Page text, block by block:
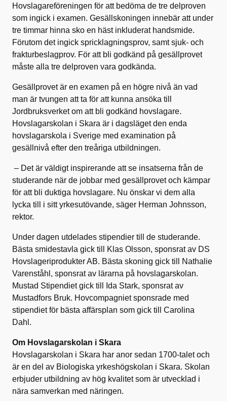
Hovslagareföreningen för att bedöma de tre delproven
som ingick i examen. Gesällskoningen innebär att under
tre timmar hinna sko en häst inkluderat handsmide.
Förutom det ingick spricklagningsprov, samt sjuk- och
frakturbeslagprov. För att bli godkänd på gesällprovet
måste alla tre delproven vara godkända.
Gesällprovet är en examen på en högre nivå än vad
man är tvungen att ta för att kunna ansöka till
Jordbruksverket om att bli godkänd hovslagare.
Hovslagarskolan i Skara är i dagsläget den enda
hovslagarskola i Sverige med examination på
gesällnivå efter den treåriga utbildningen.
– Det är väldigt inspirerande att se insatserna från de
studerande när de jobbar med gesällprovet och kämpar
för att bli duktiga hovslagare. Nu önskar vi dem alla
lycka till i sitt yrkesutövande, säger Herman Johnsson,
rektor.
Under dagen utdelades stipendier till de studerande.
Bästa smidestavla gick till Klas Olsson, sponsrat av DS
Hovslageriprodukter AB. Bästa skoning gick till Nathalie
Varenståhl, sponsrat av lärarna på hovslagarskolan.
Mustad Stipendiet gick till Ida Stark, sponsrat av
Mustadfors Bruk. Hovcompagniet sponsrade med
stipendiet för bästa affärsplan som gick till Carolina
Dahl.
Om Hovslagarskolan i Skara
Hovslagarskolan i Skara har anor sedan 1700-talet och
är en del av Biologiska yrkeshögskolan i Skara. Skolan
erbjuder utbildning av hög kvalitet som är utvecklad i
nära samverkan med näringen.